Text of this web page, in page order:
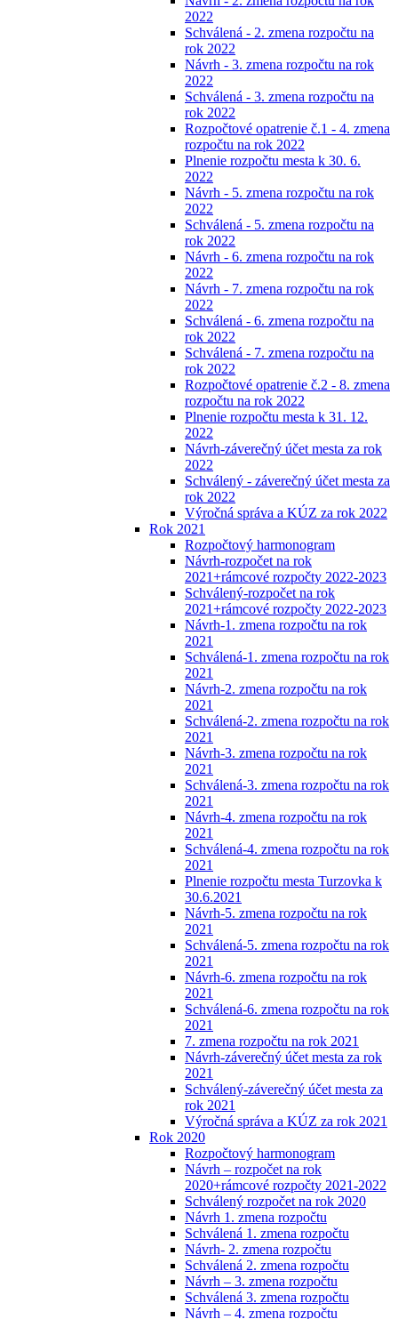
2022
Schválená - 2. zmena rozpočtu na
rok 2022
Návrh - 3. zmena rozpočtu na rok
2022
Schválená - 3. zmena rozpočtu na
rok 2022
Rozpočtové opatrenie č.1 - 4. zmena
rozpočtu na rok 2022
Plnenie rozpočtu mesta k 30. 6.
2022
Návrh - 5. zmena rozpočtu na rok
2022
Schválená - 5. zmena rozpočtu na
rok 2022
Návrh - 6. zmena rozpočtu na rok
2022
Návrh - 7. zmena rozpočtu na rok
2022
Schválená - 6. zmena rozpočtu na
rok 2022
Schválená - 7. zmena rozpočtu na
rok 2022
Rozpočtové opatrenie č.2 - 8. zmena
rozpočtu na rok 2022
Plnenie rozpočtu mesta k 31. 12.
2022
Návrh-záverečný účet mesta za rok
2022
Schválený - záverečný účet mesta za
rok 2022
Výročná správa a KÚZ za rok 2022
Rok 2021
Rozpočtový harmonogram
Návrh-rozpočet na rok
2021+rámcové rozpočty 2022-2023
Schválený-rozpočet na rok
2021+rámcové rozpočty 2022-2023
Návrh-1. zmena rozpočtu na rok
2021
Schválená-1. zmena rozpočtu na rok
2021
Návrh-2. zmena rozpočtu na rok
2021
Schválená-2. zmena rozpočtu na rok
2021
Návrh-3. zmena rozpočtu na rok
2021
Schválená-3. zmena rozpočtu na rok
2021
Návrh-4. zmena rozpočtu na rok
2021
Schválená-4. zmena rozpočtu na rok
2021
Plnenie rozpočtu mesta Turzovka k
30.6.2021
Návrh-5. zmena rozpočtu na rok
2021
Schválená-5. zmena rozpočtu na rok
2021
Návrh-6. zmena rozpočtu na rok
2021
Schválená-6. zmena rozpočtu na rok
2021
7. zmena rozpočtu na rok 2021
Návrh-záverečný účet mesta za rok
2021
Schválený-záverečný účet mesta za
rok 2021
Výročná správa a KÚZ za rok 2021
Rok 2020
Rozpočtový harmonogram
Návrh – rozpočet na rok
2020+rámcové rozpočty 2021-2022
Schválený rozpočet na rok 2020
Návrh 1. zmena rozpočtu
Schválená 1. zmena rozpočtu
Návrh- 2. zmena rozpočtu
Schválená 2. zmena rozpočtu
Návrh – 3. zmena rozpočtu
Schválená 3. zmena rozpočtu
Návrh – 4. zmena rozpočtu